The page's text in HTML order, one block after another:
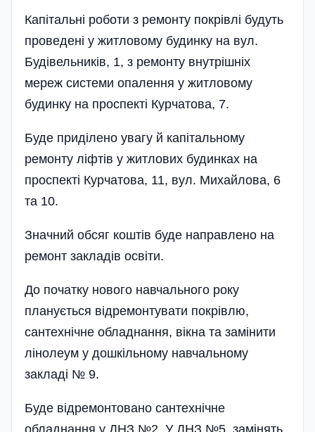
Капітальні роботи з ремонту покрівлі будуть
проведені у житловому будинку на вул.
Будівельників, 1, з ремонту внутрішніх
мереж системи опалення у житловому
будинку на проспекті Курчатова, 7.
Буде приділено увагу й капітальному
ремонту ліфтів у житлових будинках на
проспекті Курчатова, 11, вул. Михайлова, 6
та 10.
Значний обсяг коштів буде направлено на
ремонт закладів освіти.
До початку нового навчального року
планується відремонтувати покрівлю,
сантехнічне обладнання, вікна та замінити
лінолеум у дошкільному навчальному
закладі № 9.
Буде відремонтовано сантехнічне
обладнання у ДНЗ №2. У ДНЗ №5 замінять